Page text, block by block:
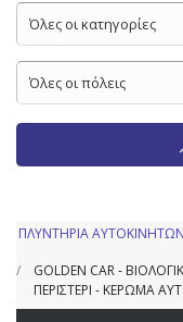
ΠΛΥΝΤΗΡΙΑ ΑΥΤΟΚΙΝΗΤΩΝ
GOLDEN CAR -
ΠΕΡΙΣΤΕΡΙ - ΚΕΡΩΜΑ